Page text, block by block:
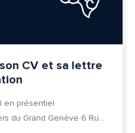
CV et sa lettre
| en présentiel
Cité des Métiers du Grand Genève 6 Rue Prévost-Martin 1205 Genève